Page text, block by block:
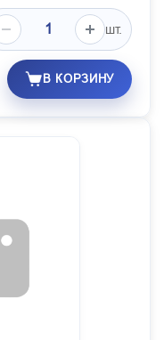
шт.
В КОРЗИНУ